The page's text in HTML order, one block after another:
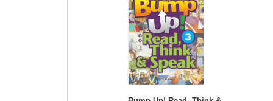
_ 스토리의 내용을 연극 대본으로 재구성
_ 그룹 활동으로 역할을 나누어 롤플레잉 하기 말
_ 어휘와 문장, 리딩에 대한 추가 액티비티
_ 딕테이션 코너를 추가하여 영어의 4 Skills를 다